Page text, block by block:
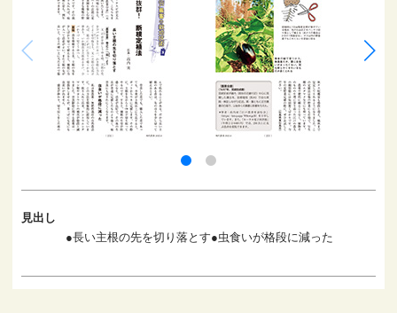
見出し
●長い主根の先を切り落とす●虫食いが格段に減った